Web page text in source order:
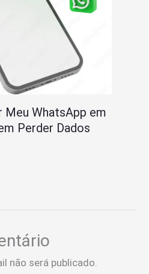
Meu WhatsApp em
Perder Dados
não será publicado.